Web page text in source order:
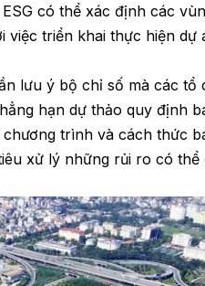
có thể xác định các
triển khai thực hiện dự
lưu ý bộ chỉ số mà các tổ
hạn dự thảo quy định
trình và cách thức
xử lý những rủi ro có thể